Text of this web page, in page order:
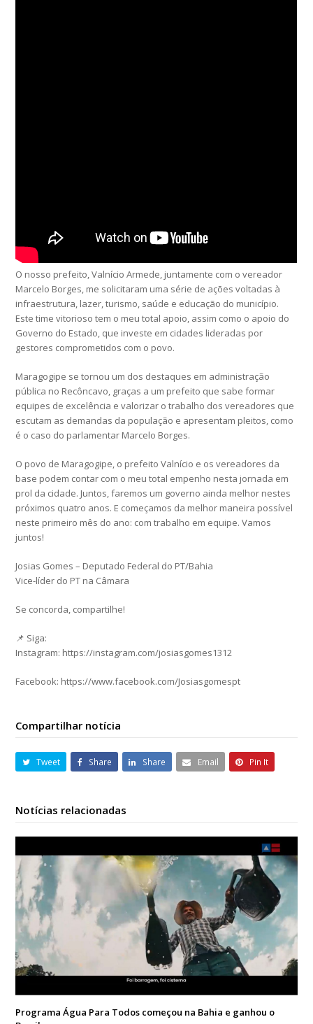
O nosso prefeito, Valnício Armede, juntamente com o vereador
Marcelo Borges, me solicitaram uma série de ações voltadas à
infraestrutura, lazer, turismo, saúde e educação do município.
Este time vitorioso tem o meu total apoio, assim como o apoio do
Governo do Estado, que investe em cidades lideradas por
gestores comprometidos com o povo.
Maragogipe se tornou um dos destaques em administração
pública no Recôncavo, graças a um prefeito que sabe formar
equipes de excelência e valorizar o trabalho dos vereadores que
escutam as demandas da população e apresentam pleitos, como
é o caso do parlamentar Marcelo Borges.
O povo de Maragogipe, o prefeito Valnício e os vereadores da
base podem contar com o meu total empenho nesta jornada em
prol da cidade. Juntos, faremos um governo ainda melhor nestes
próximos quatro anos. E começamos da melhor maneira possível
neste primeiro mês do ano: com trabalho em equipe. Vamos
juntos!
Josias Gomes – Deputado Federal do PT/Bahia
Vice-líder do PT na Câmara
Se concorda, compartilhe!
📌 Siga:
Instagram: https://instagram.com/josiasgomes1312
Facebook: https://www.facebook.com/Josiasgomespt
Compartilhar notícia
Tweet Share Share Email Pin It
Notícias relacionadas
Programa Água Para Todos começou na Bahia e ganhou o